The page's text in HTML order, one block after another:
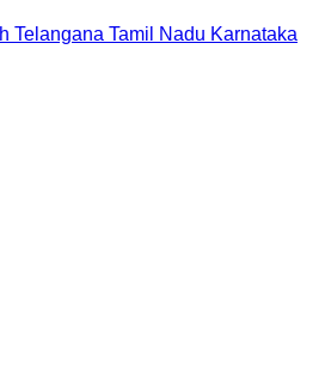
Telangana Tamil Nadu Karnataka